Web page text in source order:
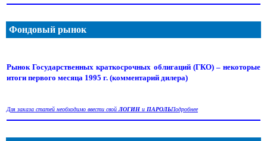
Фондовый рынок
Рынок Государственных краткосрочных облигаций (ГКО) – некоторые
итоги первого месяца 1995 г. (комментарий дилера)
Для заказа статей необходимо ввести свойЛОГИН и ПАРОЛЬПодробнее